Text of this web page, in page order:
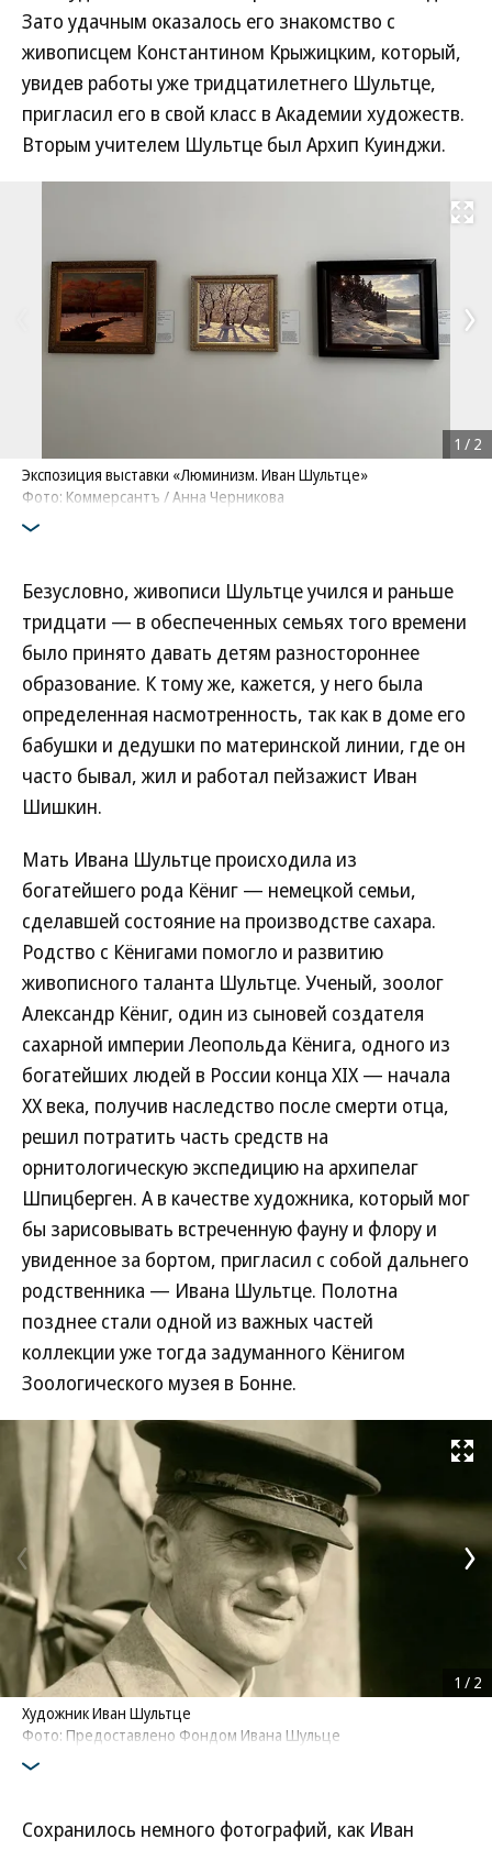
Зато удачным оказалось его знакомство с
живописцем Константином Крыжицким, который,
увидев работы уже тридцатилетнего Шультце,
пригласил его в свой класс в Академии художеств.
Вторым учителем Шультце был Архип Куинджи.
Развернуть
Экспозиция выставки «Люминизм. Иван Шультце»
Фото: Коммерсантъ / Анна Черникова
1 / 2
Безусловно, живописи Шультце учился и раньше
тридцати — в обеспеченных семьях того времени
было принято давать детям разностороннее
образование. К тому же, кажется, у него была
определенная насмотренность, так как в доме его
бабушки и дедушки по материнской линии, где он
часто бывал, жил и работал пейзажист Иван
Шишкин.
Мать Ивана Шультце происходила из
богатейшего рода Кёниг — немецкой семьи,
сделавшей состояние на производстве сахара.
Родство с Кёнигами помогло и развитию
живописного таланта Шультце. Ученый, зоолог
Александр Кёниг, один из сыновей создателя
сахарной империи Леопольда Кёнига, одного из
богатейших людей в России конца XIX — начала
XX века, получив наследство после смерти отца,
решил потратить часть средств на
орнитологическую экспедицию на архипелаг
Шпицберген. А в качестве художника, который мог
бы зарисовывать встреченную фауну и флору и
увиденное за бортом, пригласил с собой дальнего
родственника — Ивана Шультце. Полотна
позднее стали одной из важных частей
коллекции уже тогда задуманного Кёнигом
Зоологического музея в Бонне.
Развернуть
Художник Иван Шультце
Фото: Предоставлено Фондом Ивана Шульце
1 / 2
Сохранилось немного фотографий, как Иван